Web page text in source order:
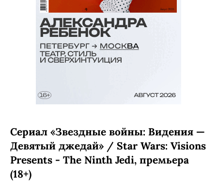
Сериал «Звездные войны: Видения —
Девятый джедай» / Star Wars: Visions
Presents - The Ninth Jedi, премьера
(18+)